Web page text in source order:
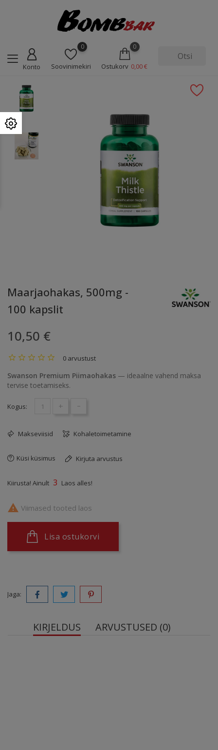
Konto
0
Soovinimekiri
0
Ostukorv 0,00 €
Maarjaohakas, 500mg -
100 kapslit
10,50 €
0 arvustust
Swanson Premium Piimaohakas — ideaalne vahend maksa
tervise toetamiseks.
Kogus: + -
Makseviisid Kohaletoimetamine
Küsi küsimus Kirjuta arvustus
Kiirusta! Ainult 3 Laos alles!
 Viimased tooted laos
Lisa ostukorvi
Jaga:
KIRJELDUS ARVUSTUSED (0)